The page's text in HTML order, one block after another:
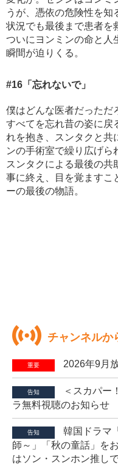
うが、憑依の危険性を
状況でも最後まで患者を
ついにヨンミンの命と人
瞬間が迫りくる。
#16 「忘れないで」
僕はどんな医者だっただ
すべてを忘れ昔の姿に戻
れを抱き、スンタクと共
ンの手術室で繰り広げら
スンタクによる最後の共
事に終え、目を覚ますこ
ーの最後の物語。
チャンネルか
重要 2026年9月
告知
＜スカパー
ラ無料視聴のお知らせ
告知
韓国ドラマ
師～」「秋の童話」を
はソン・スンホン推し